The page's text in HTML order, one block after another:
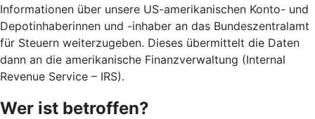
Informationen über unsere US-amerikanischen Konto- und
Depotinhaberinnen und -inhaber an das Bundeszentralamt
für Steuern weiterzugeben. Dieses übermittelt die Daten
dann an die amerikanische Finanzverwaltung (Internal
Revenue Service – IRS).
Wer ist betroffen?